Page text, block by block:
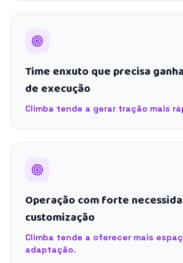
Time enxuto que precisa
de execução
Climba tende a gerar tração mais
Operação com forte
customização
Climba tende a oferecer mais
adaptação.